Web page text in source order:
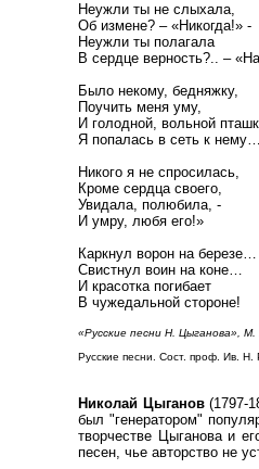
Неужли ты не слыхала,
Об измене? – «Никогда!» -
Неужли ты полагала
В сердце верность?.. –
Было некому, бедняжку,
Поучить меня уму,
И голодной, вольной
Я попалась в сеть к нему…
Никого я не спросилась,
Кроме сердца своего,
Увидала, полюбила, -
И умру, любя его!»
Каркнул ворон на березе…
Свистнул воин на коне…
И красотка погибает
В чужедальной стороне!
«Русские песни Н. Цыганова»,
Русские песни. Сост. проф. Ив. Н.
Николай Цыганов(1797-
был "генератором"
творчестве Цыганова и
песен, чье авторство не